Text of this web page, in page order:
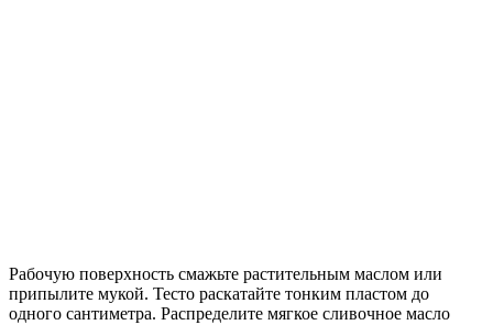
Рабочую поверхность смажьте растительным маслом или
припылите мукой. Тесто раскатайте тонким пластом до
одного сантиметра. Распределите мягкое сливочное масло